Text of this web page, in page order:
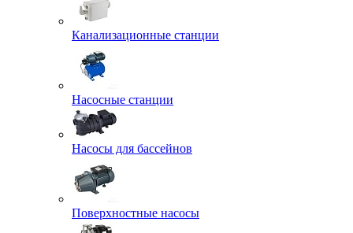
Канализационные станции
Насосные станции
Насосы для бассейнов
Поверхностные насосы